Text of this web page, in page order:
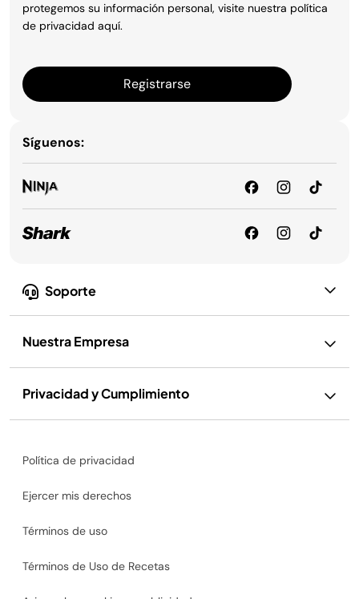
Soporte
Nuestra Empresa
Privacidad y Cumplimiento
protegemos su información personal, visite nuestra política
de privacidad aquí.
Registrarse
Síguenos:
Política de privacidad
Ejercer mis derechos
Términos de uso
Términos de Uso de Recetas